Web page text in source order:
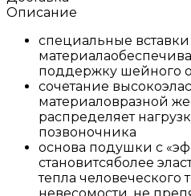
Описание
специальные вставки
поддержку шейного
сочетание
материаловразной
распределяет
позвоночника
основа подушки с
становитсяболее
тепла